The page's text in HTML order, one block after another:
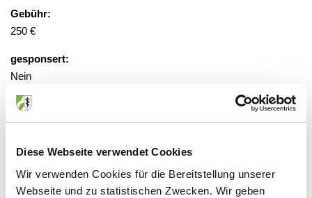
Diese Webseite verwendet Cookies
Wir verwenden Cookies für die Bereitstellung unserer
Webseite und zu statistischen Zwecken. Wir geben
Gebühr:
250 €
gesponsert:
Nein
Anmeldung erforderlich
Veranstaltungsort:
Virtuelle Präsenz, 50670 Köln